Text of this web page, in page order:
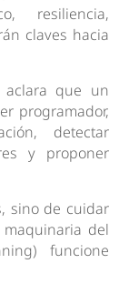
resiliencia,
claves hacia
aclara que un
programador,
detectar
y proponer
sino de cuidar
del
funcione